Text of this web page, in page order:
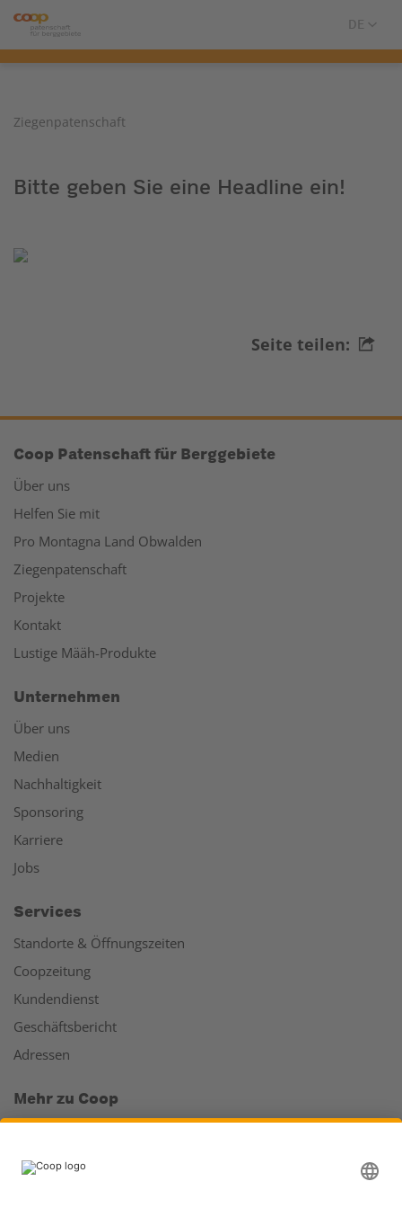
Ziegenpatenschaft
Bitte geben Sie eine Headline ein!
Seite teilen:
Coop Patenschaft für Berggebiete
Über uns
Helfen Sie mit
Pro Montagna Land Obwalden
Ziegenpatenschaft
Projekte
Kontakt
Lustige Määh-Produkte
Unternehmen
Über uns
Medien
Nachhaltigkeit
Sponsoring
Karriere
Jobs
Services
Standorte & Öffnungszeiten
Coopzeitung
Kundendienst
Geschäftsbericht
Adressen
Mehr zu Coop
Läden & Services